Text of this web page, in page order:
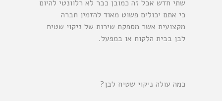
שתי חדש אבל זה כמובן כבר לא רלוונטי להיום
כי אתם יכולים פשוט מאוד להזמין חברה
מקצועית אשר מספקת שירות של ניקוי שטיח
לבן בבית הלקוח או במפעל.
כמה עולה ניקוי שטיח לבן?